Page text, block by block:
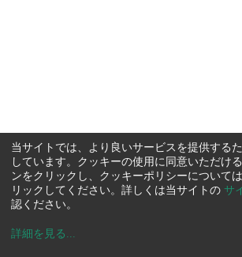
当サイトでは、より良いサービスを提供する
しています。クッキーの使用に同意いただけ
ンをクリックし、クッキーポリシーについて
リックしてください。詳しくは当サイトの サ
認ください。
詳細を見る ...